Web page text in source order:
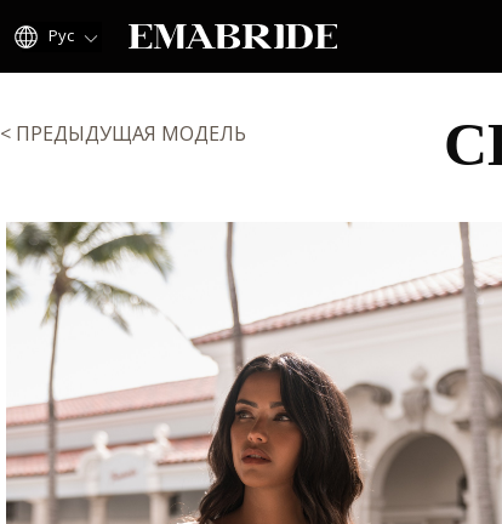
Рус
< ПРЕДЫДУЩАЯ МОДЕЛЬ